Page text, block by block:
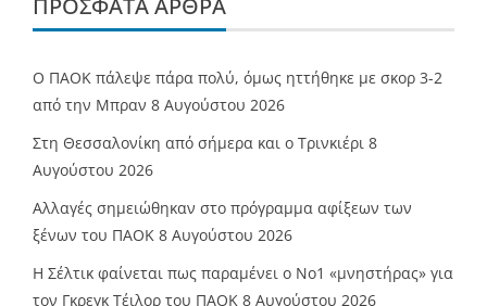
Ο ΠΑΟΚ πάλεψε πάρα πολύ, όμως ηττήθηκε με σκορ 3-2
από την Μπραν 8 Αυγούστου 2026
Στη Θεσσαλονίκη από σήμερα και ο Τρινκιέρι 8
Αυγούστου 2026
Αλλαγές σημειώθηκαν στο πρόγραμμα αφίξεων των
ξένων του ΠΑΟΚ 8 Αυγούστου 2026
Η Σέλτικ φαίνεται πως παραμένει ο Νο1 «μνηστήρας» για
τον Γκρεγκ Τέιλορ του ΠΑΟΚ 8 Αυγούστου 2026